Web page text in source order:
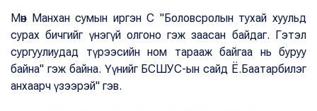
Мөн Манхан сумын иргэн С "Боловсролын тухай хуульд
сурах бичгийг үнэгүй олгоно гэж заасан байдаг. Гэтэл
сургуулиудад түрээсийн ном тарааж байгаа нь буруу
байна" гэж байна. Үүнийг БСШУС-ын сайд Ё.Баатарбилэг
анхаарч үзээрэй" гэв.